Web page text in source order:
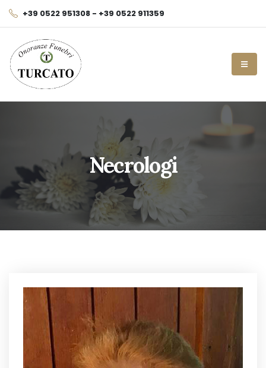
+39 0522 951308 - +39 0522 911359
Necrologi